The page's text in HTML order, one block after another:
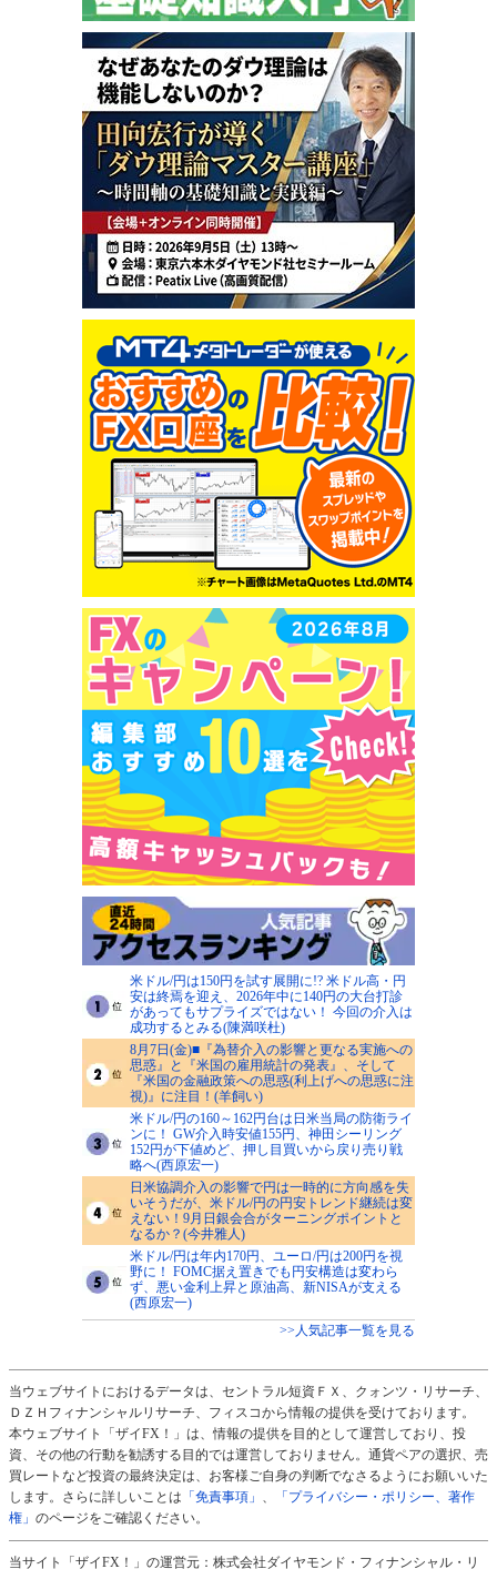
米ドル/円は150円を試す展開に!? 米ドル高・円
安は終焉を迎え、2026年中に140円の大台打診
があってもサプライズではない！ 今回の介入は
成功するとみる(陳満咲杜)
8月7日(金)■『為替介入の影響と更なる実施への
思惑』と『米国の雇用統計の発表』、そして
『米国の金融政策への思惑(利上げへの思惑に注
視)』に注目！(羊飼い)
米ドル/円の160～162円台は日米当局の防衛ライ
ンに！ GW介入時安値155円、神田シーリング
152円が下値めど、押し目買いから戻り売り戦
略へ(西原宏一)
日米協調介入の影響で円は一時的に方向感を失
いそうだが、米ドル/円の円安トレンド継続は変
えない！9月日銀会合がターニングポイントと
なるか？(今井雅人)
米ドル/円は年内170円、ユーロ/円は200円を視
野に！ FOMC据え置きでも円安構造は変わら
ず、悪い金利上昇と原油高、新NISAが支える
(西原宏一)
>>人気記事一覧を見る
当ウェブサイトにおけるデータは、セントラル短資ＦＸ、クォンツ・リサーチ、
ＤＺＨフィナンシャルリサーチ、フィスコから情報の提供を受けております。
本ウェブサイト「ザイFX！」は、情報の提供を目的として運営しており、投
資、その他の行動を勧誘する目的では運営しておりません。通貨ペアの選択、売
買レートなど投資の最終決定は、お客様ご自身の判断でなさるようにお願いいた
します。さらに詳しいことは 「免責事項」 、
「プライバシー・ポリシー、著作
権」 のページをご確認ください。
当サイト「ザイFX！」の運営元：株式会社ダイヤモンド・フィナンシャル・リ